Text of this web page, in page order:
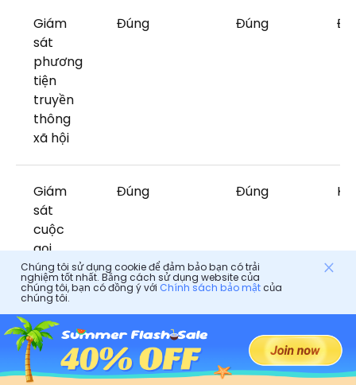
Giám
sát
phương
tiện
truyền
thông
xã hội
Đúng Đúng
Giám
sát
cuộc
gọi
Đúng Đúng
Theo
dõi gps
Hàng
Phần thưởng
Phần
Chúng tôi sử dụng cookie để đảm bảo bạn có trải
nghiệm tốt nhất. Bằng cách sử dụng website của
chúng tôi, bạn có đồng ý với Chính sách bảo mậtcủa
chúng tôi.